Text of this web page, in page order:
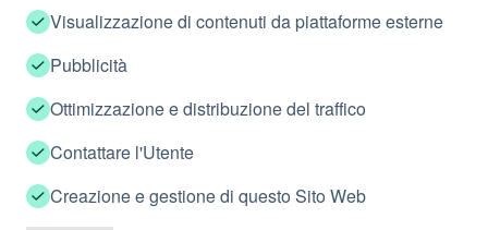
Visualizzazione di contenuti da piattaforme esterne
Pubblicità
Ottimizzazione e distribuzione del traffico
Contattare l'Utente
Creazione e gestione di questo Sito Web